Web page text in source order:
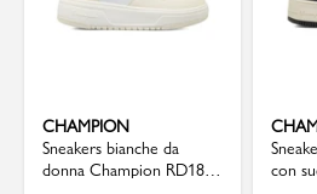
CHAMPION
Sneakers bianche da
donna Champion RD18
con